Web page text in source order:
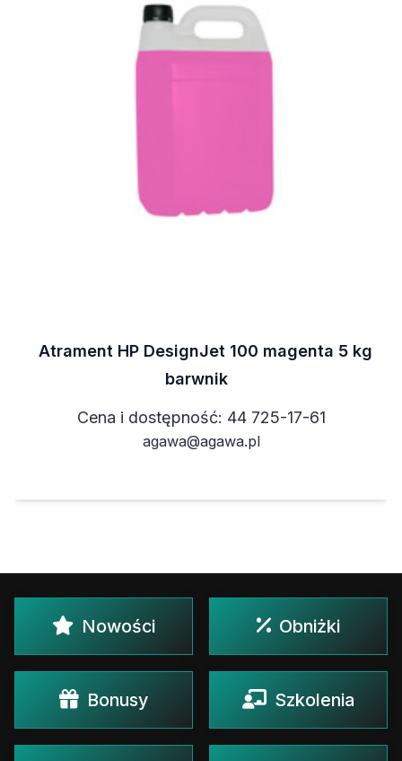
Atrament HP DesignJet 100 magenta 5 kg
barwnik
Cena i dostępność: 44 725-17-61
agawa@agawa.pl
Nowości Obniżki
Bonusy Szkolenia